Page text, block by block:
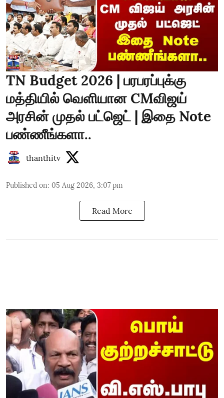
TN Budget 2026 | பரபரப்புக்கு
மத்தியில் வெளியான CMவிஜய்
அரசின் முதல் பட்ஜெட் | இதை Note
பண்ணீங்களா..
thanthitv
Published on: 05 Aug 2026, 3:07 pm
Read More